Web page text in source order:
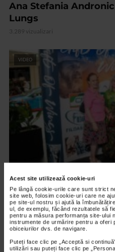
Acest site utilizează cookie-uri
Pe lângă cookie-urile care sunt strict
site web, folosim cookie-uri care ne
pe site-ul nostru și ajută la
ul, de exemplu, făcând rezultatele să
pentru a măsura performanța site-ului
instrumente de urmărire pentru a oferi
obiceiurilor dvs. de navigare.
Puteți face clic pe „Acceptă si
utilizări sau puteți face clic pe
Ana Stefania
Lungs
3.289 vizualizari
VIDEO
ARTELE SPECTACOLULUI
PREMIERA FILMULUI
12.601 vizualizari